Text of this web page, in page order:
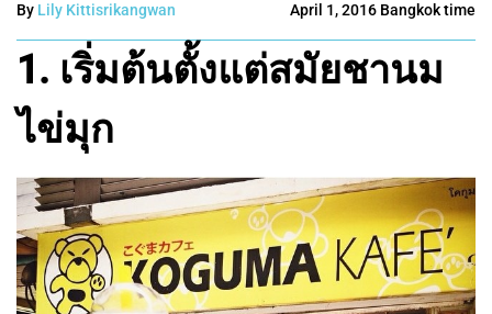
By Lily Kittisrikangwan April 1, 2016 Bangkok time
1. เริ่มต้นตั้งแต่สมัยชานม
ไข่มุก